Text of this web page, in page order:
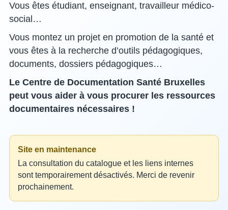
Vous êtes étudiant, enseignant, travailleur médico-
social…
Vous montez un projet en promotion de la santé et
vous êtes à la recherche d’outils pédagogiques,
documents, dossiers pédagogiques…
Le Centre de Documentation Santé Bruxelles
peut vous aider à vous procurer les ressources
documentaires nécessaires !
Site en maintenance
La consultation du catalogue et les liens internes
sont temporairement désactivés. Merci de revenir
prochainement.